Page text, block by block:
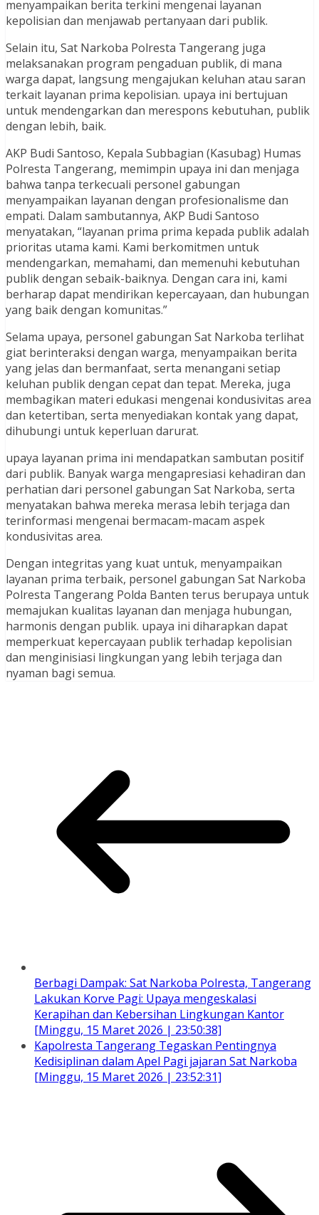
menyampaikan berita terkini mengenai layanan
kepolisian dan menjawab pertanyaan dari publik.
Selain itu, Sat Narkoba Polresta Tangerang juga
melaksanakan program pengaduan publik, di mana
warga dapat, langsung mengajukan keluhan atau saran
terkait layanan prima kepolisian. upaya ini bertujuan
untuk mendengarkan dan merespons kebutuhan, publik
dengan lebih, baik.
AKP Budi Santoso, Kepala Subbagian (Kasubag) Humas
Polresta Tangerang, memimpin upaya ini dan menjaga
bahwa tanpa terkecuali personel gabungan
menyampaikan layanan dengan profesionalisme dan
empati. Dalam sambutannya, AKP Budi Santoso
menyatakan, “layanan prima prima kepada publik adalah
prioritas utama kami. Kami berkomitmen untuk
mendengarkan, memahami, dan memenuhi kebutuhan
publik dengan sebaik-baiknya. Dengan cara ini, kami
berharap dapat mendirikan kepercayaan, dan hubungan
yang baik dengan komunitas.”
Selama upaya, personel gabungan Sat Narkoba terlihat
giat berinteraksi dengan warga, menyampaikan berita
yang jelas dan bermanfaat, serta menangani setiap
keluhan publik dengan cepat dan tepat. Mereka, juga
membagikan materi edukasi mengenai kondusivitas area
dan ketertiban, serta menyediakan kontak yang dapat,
dihubungi untuk keperluan darurat.
upaya layanan prima ini mendapatkan sambutan positif
dari publik. Banyak warga mengapresiasi kehadiran dan
perhatian dari personel gabungan Sat Narkoba, serta
menyatakan bahwa mereka merasa lebih terjaga dan
terinformasi mengenai bermacam-macam aspek
kondusivitas area.
Dengan integritas yang kuat untuk, menyampaikan
layanan prima terbaik, personel gabungan Sat Narkoba
Polresta Tangerang Polda Banten terus berupaya untuk
memajukan kualitas layanan dan menjaga hubungan,
harmonis dengan publik. upaya ini diharapkan dapat
memperkuat kepercayaan publik terhadap kepolisian
dan menginisiasi lingkungan yang lebih terjaga dan
nyaman bagi semua.
Berbagi Dampak: Sat Narkoba Polresta, Tangerang
Lakukan Korve Pagi: Upaya mengeskalasi
Kerapihan dan Kebersihan Lingkungan Kantor
[Minggu, 15 Maret 2026 | 23:50:38]
Kapolresta Tangerang Tegaskan Pentingnya
Kedisiplinan dalam Apel Pagi jajaran Sat Narkoba
[Minggu, 15 Maret 2026 | 23:52:31]